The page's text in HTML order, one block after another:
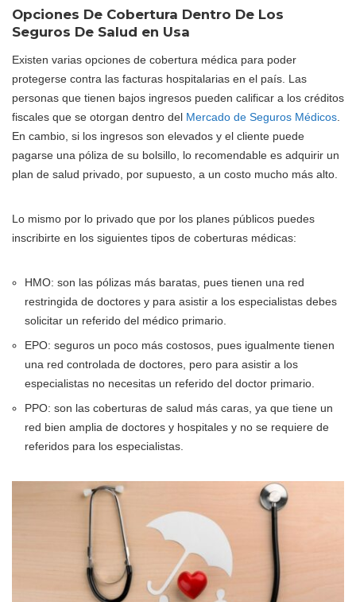
Opciones De Cobertura Dentro De Los
Seguros De Salud en Usa
Existen varias opciones de cobertura médica para poder
protegerse contra las facturas hospitalarias en el país. Las
personas que tienen bajos ingresos pueden calificar a los créditos
fiscales que se otorgan dentro del Mercado de Seguros Médicos
En cambio, si los ingresos son elevados y el cliente puede
pagarse una póliza de su bolsillo, lo recomendable es adquirir un
plan de salud privado, por supuesto, a un costo mucho más alto.
Lo mismo por lo privado que por los planes públicos puedes
inscribirte en los siguientes tipos de coberturas médicas:
HMO: son las pólizas más baratas, pues tienen una red
restringida de doctores y para asistir a los especialistas debes
solicitar un referido del médico primario.
EPO: seguros un poco más costosos, pues igualmente tienen
una red controlada de doctores, pero para asistir a los
especialistas no necesitas un referido del doctor primario.
PPO: son las coberturas de salud más caras, ya que tiene un
red bien amplia de doctores y hospitales y no se requiere de
referidos para los especialistas.